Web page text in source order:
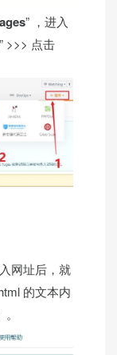
” ，进入
” >>> 点击
网址后，就
的文本内